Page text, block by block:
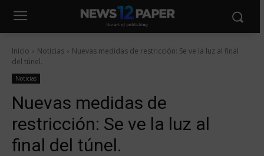
Inicio Noticias
Nuevas medidas de restricción: Se ve la luz al final
del túnel.
Noticias
Nuevas medidas de
restricción: Se ve la luz al
final del túnel.